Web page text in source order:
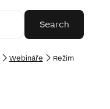
Webináře
Režim